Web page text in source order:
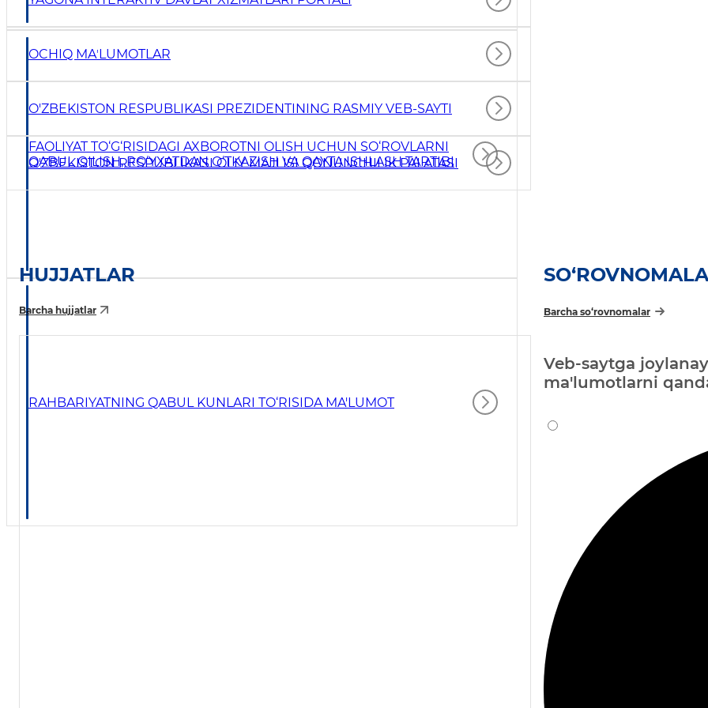
FAOLIYAT TO‘G‘RISIDAGI AXBOROTNI OLISH UCHUN SO‘ROVLARNI
QABUL QILISH, RO‘YXATDAN O‘TKAZISH VA QAYTA ISHLASH TARTIBI
RAHBARIYATNING QABUL KUNLARI TO‘RISIDA MA'LUMOT
OCHIQ MAʼLUMOTLAR
O'ZBEKISTON RESPUBLIKASI PREZIDENTINING RASMIY VEB-SAYTI
O'ZBEKISTON RESPUBLIKASI OLIY MAJLISI QONUNCHILIK PALATASI
HUJJATLAR
Barcha hujjatlar Barcha so‘rovnomalar
Veb-saytga
ma'lumotlarni